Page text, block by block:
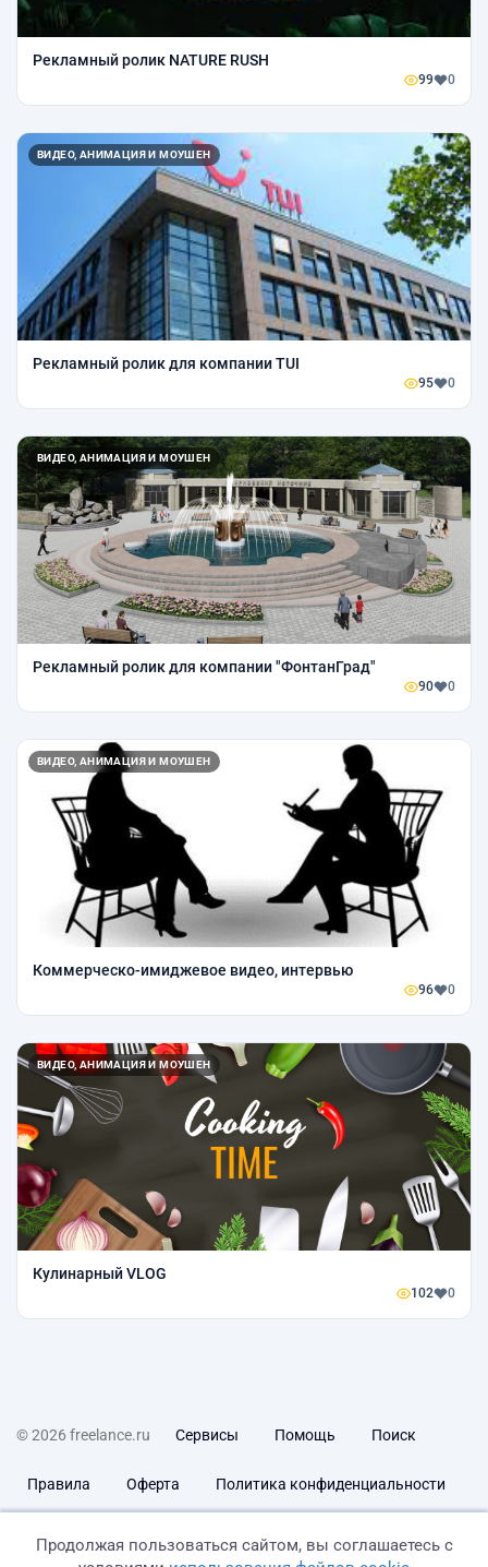
Рекламный ролик NATURE RUSH
99 0
ВИДЕО, АНИМАЦИЯ И МОУШЕН
Рекламный ролик для компании TUI
95 0
ВИДЕО, АНИМАЦИЯ И МОУШЕН
Рекламный ролик для компании "ФонтанГрад"
90 0
ВИДЕО, АНИМАЦИЯ И МОУШЕН
Коммерческо-имиджевое видео, интервью
96 0
ВИДЕО, АНИМАЦИЯ И МОУШЕН
Кулинарный VLOG
102 0
© 2026 freelance.ru Сервисы Помощь Поиск
Правила Оферта Политика конфиденциальности
Продолжая пользоваться сайтом, вы соглашаетесь с